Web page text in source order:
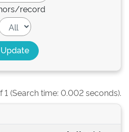
record
1 (Search time: 0.002 seconds).